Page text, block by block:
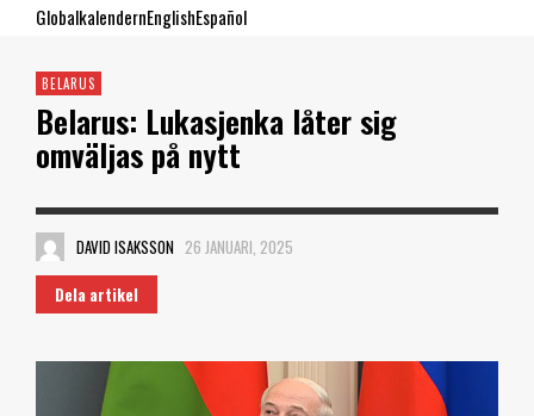
GlobalkalendernEnglishEspañol
BELARUS
Belarus: Lukasjenka låter sig
omväljas på nytt
DAVID ISAKSSON 26 JANUARI, 2025
Dela artikel